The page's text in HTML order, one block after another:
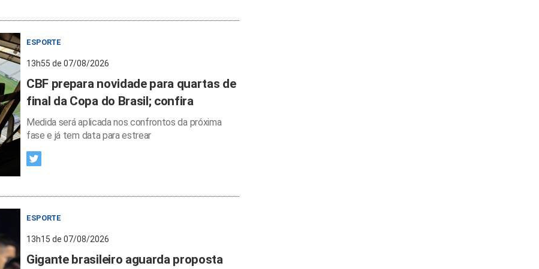
ESPORTE
13h55 de 07/08/2026
CBF prepara novidade para quartas de
final da Copa do Brasil; confira
Medida será aplicada nos confrontos da próxima
fase e já tem data para estrear
ESPORTE
13h15 de 07/08/2026
Gigante brasileiro aguarda proposta